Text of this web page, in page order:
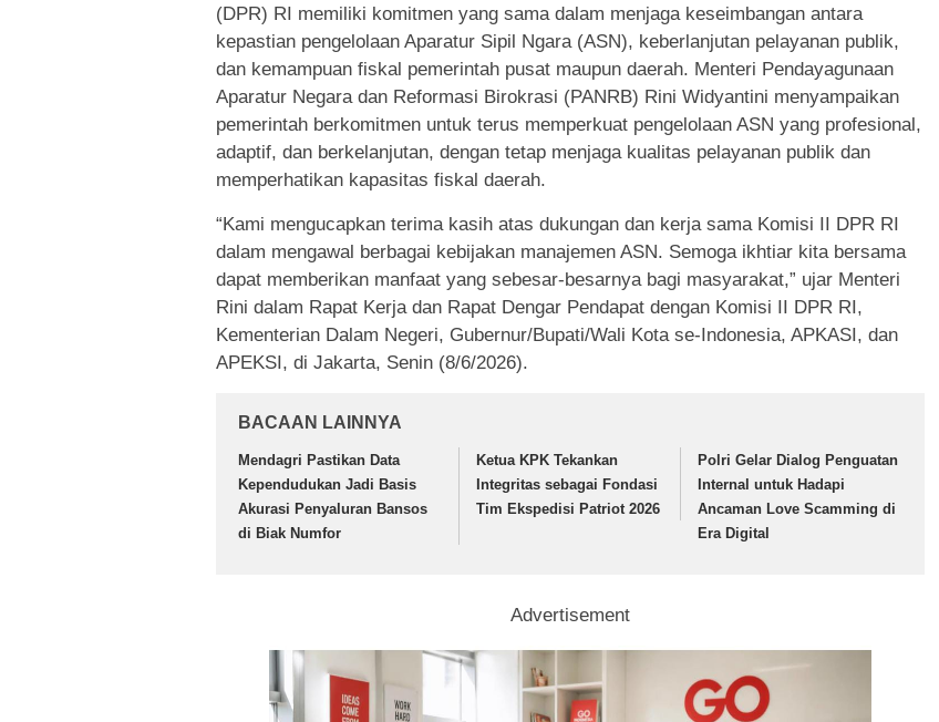
(DPR) RI memiliki komitmen yang sama dalam menjaga keseimbangan antara
kepastian pengelolaan Aparatur Sipil Ngara (ASN), keberlanjutan pelayanan publik,
dan kemampuan fiskal pemerintah pusat maupun daerah. Menteri Pendayagunaan
Aparatur Negara dan Reformasi Birokrasi (PANRB) Rini Widyantini menyampaikan
pemerintah berkomitmen untuk terus memperkuat pengelolaan ASN yang profesional,
adaptif, dan berkelanjutan, dengan tetap menjaga kualitas pelayanan publik dan
memperhatikan kapasitas fiskal daerah.
“Kami mengucapkan terima kasih atas dukungan dan kerja sama Komisi II DPR RI
dalam mengawal berbagai kebijakan manajemen ASN. Semoga ikhtiar kita bersama
dapat memberikan manfaat yang sebesar-besarnya bagi masyarakat,” ujar Menteri
Rini dalam Rapat Kerja dan Rapat Dengar Pendapat dengan Komisi II DPR RI,
Kementerian Dalam Negeri, Gubernur/Bupati/Wali Kota se-Indonesia, APKASI, dan
APEKSI, di Jakarta, Senin (8/6/2026).
BACAAN LAINNYA
Mendagri Pastikan Data
Kependudukan Jadi Basis
Akurasi Penyaluran Bansos
di Biak Numfor
Ketua KPK Tekankan
Integritas sebagai Fondasi
Tim Ekspedisi Patriot 2026
Polri Gelar Dialog Penguatan
Internal untuk Hadapi
Ancaman Love Scamming di
Era Digital
Advertisement